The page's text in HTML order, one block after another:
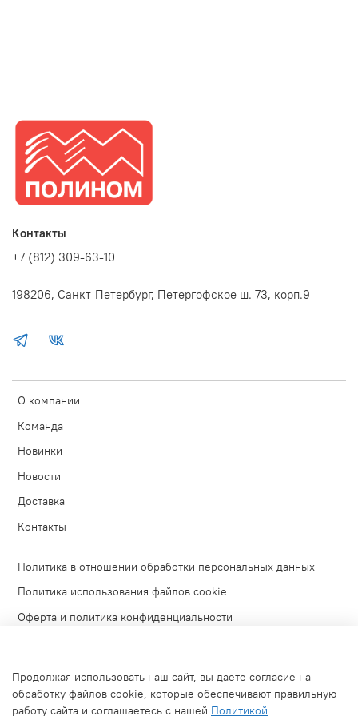
Срок годности не ограничен.
Собственное производство рамок. Нужны фоторамки оптом –
регистрируйтесь на сайте и заказывайте.
О компании
Команда
Новинки
Новости
Доставка
Контакты
Политика в отношении обработки персональных данных
Политика использования файлов cookie
Оферта и политика конфиденциальности
Блог
Контакты
+7 (812) 309-63-10
198206, Санкт-Петербург, Петергофское ш. 73, корп.9
Продолжая использовать наш сайт, вы даете согласие на
обработку файлов cookie, которые обеспечивают правильную
работу сайта и соглашаетесь с нашей Политикой